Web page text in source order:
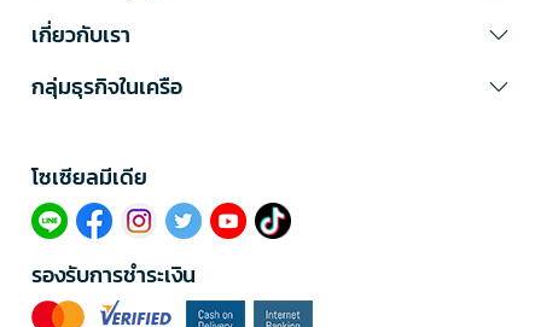
เกี่ยวกับเรา
กลุ่มธุรกิจในเครือ
โซเซียลมีเดีย​
รองรับการชำระเงิน